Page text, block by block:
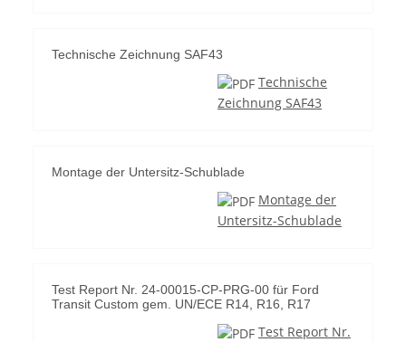
Technische Zeichnung SAF43
Technische
Zeichnung SAF43
Montage der Untersitz-Schublade
Montage der
Untersitz-Schublade
Test Report Nr. 24-00015-CP-PRG-00 für Ford
Transit Custom gem. UN/ECE R14, R16, R17
Test Report Nr.